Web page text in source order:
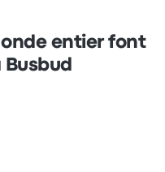
entier font